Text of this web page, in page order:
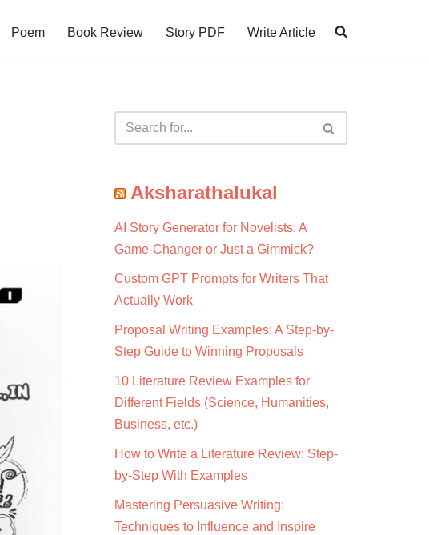
Poem Book Review Story PDF Write Article
Aksharathalukal
AI Story Generator for Novelists: A
Game-Changer or Just a Gimmick?
Custom GPT Prompts for Writers That
Actually Work
Proposal Writing Examples: A Step-by-
Step Guide to Winning Proposals
10 Literature Review Examples for
Different Fields (Science, Humanities,
Business, etc.)
How to Write a Literature Review: Step-
by-Step With Examples
Mastering Persuasive Writing:
Techniques to Influence and Inspire